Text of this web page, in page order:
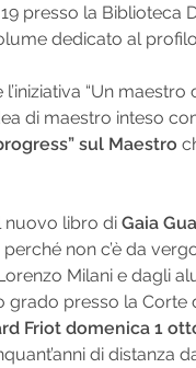
presso la Biblioteca
dedicato al
“Un
di maestro inteso
sul Maestro
nuovo libro di Gaia
non c’è da
Milani e dagli
presso la Corte
Friot domenica 1
di